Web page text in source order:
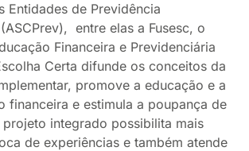
Entidades de Previdência
entre elas a Fusesc, o
Financeira e Previdenciária
Certa difunde os conceitos da
promove a educação e a
financeira e estimula a poupança de
integrado possibilita mais
de experiências e também atende